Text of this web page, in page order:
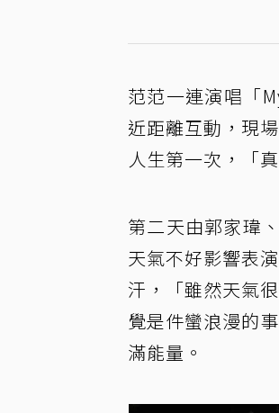
范范一連演唱「
近距離互動，現
人生第一次，「
第二天由郭家瑋
天氣不好影響表
汗，「雖然天氣
覺是件蠻浪漫的
滿能量。